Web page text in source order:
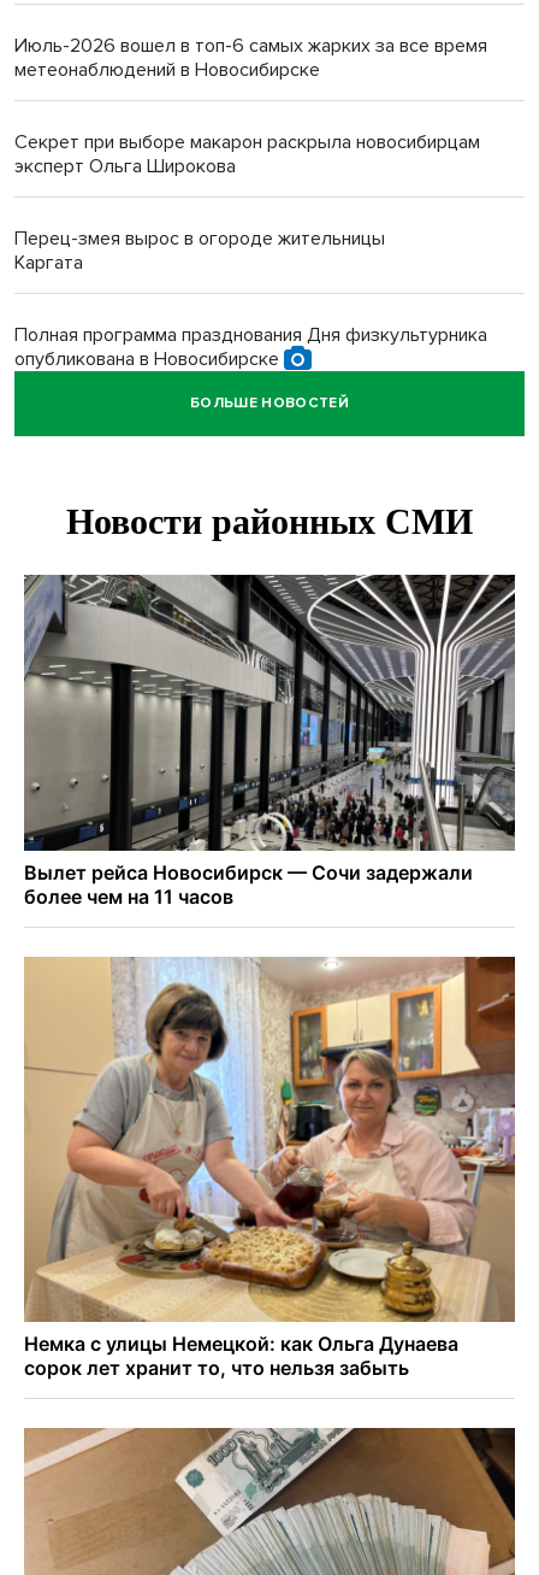
Июль-2026 вошел в топ-6 самых жарких за все время
метеонаблюдений в Новосибирске
Секрет при выборе макарон раскрыла новосибирцам
эксперт Ольга Широкова
Перец-змея вырос в огороде жительницы
Каргата
Полная программа празднования Дня физкультурника
опубликована в Новосибирске
Прогноз погоды на 8-9 августа в Новосибирске сделали
Площадки для контроля перегруза начали строить на
Дольщики долгостроя на Титова в Новосибирске
получили ключи от квартир
Доля рыночной ипотеки в России превысила 50% по
итогам июля 2026 года
БОЛЬШЕ НОВОСТЕЙ